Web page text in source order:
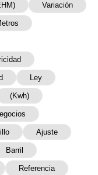
Variación
Ley
(kwh)
Ajuste
Barril
Referencia